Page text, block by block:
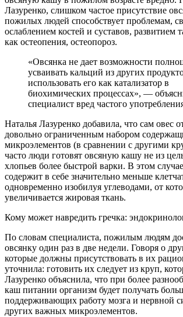
Лазуренко, слишком частое присутствие
пожилых людей способствует проблемам,
ослаблением костей и суставов, развитием
как остеопения, остеопороз.
«Овсянка не дает возможности полноценно
усваивать кальций из других
использовать его как катализатор в
биохимических процессах», —
специалист вред частого
Наталья Лазуренко добавила, что сам овес
довольно ограниченным набором
микроэлементов (в сравнении с другими
часто люди готовят овсяную кашу не из
хлопьев более быстрой варки. В этом
содержит в себе значительно меньше
одновременно изобилуя углеводами, от
увеличивается жировая ткань.
Кому может навредить гречка:
По словам специалиста, пожилым людям
овсянку один раз в две недели. Говоря о
которые должны присутствовать в их
уточнила: готовить их следует из круп,
Лазуренко объяснила, что при более
каш питании организм будет получать
поддерживающих работу мозга и нервной
других важных микроэлементов.